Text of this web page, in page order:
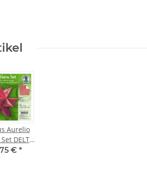
Aurelio
DELTA
rot 15 x
€ *